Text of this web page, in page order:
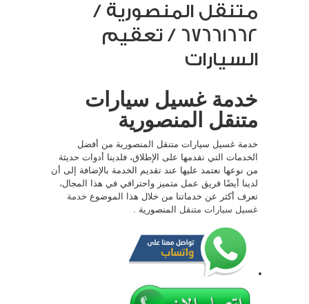
متنقل المنصورية /
67661662 / تعقيم
السيارات
خدمة غسيل سيارات
متنقل المنصورية
خدمة غسيل سيارات متنقل المنصورية من أفضل
الخدمات التي نقدمها على الإطلاق، فلدينا أدوات حديثة
من نوعها نعتمد عليها عند تقديم الخدمة بالإضافة إلى أن
لدينا أيضًا فريق عمل متميز واحترافي في هذا المجال،
تعرف أكثر عن خدماتنا من خلال هذا الموضوع خدمة
غسيل سيارات متنقل المنصورية .